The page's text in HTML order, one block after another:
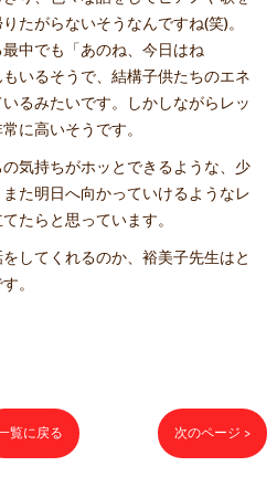
たがらないそうなんですね(笑)。
中でも「あのね、今日はね
いるそうで、結構子供たちのエネ
るみたいです。しかしながらレッ
に高いそうです。
気持ちがホッとできるような、少
た明日へ向かっていけるようなレ
たらと思っています。
してくれるのか、裕美子先生はと
。
覧に戻る 次のページ >